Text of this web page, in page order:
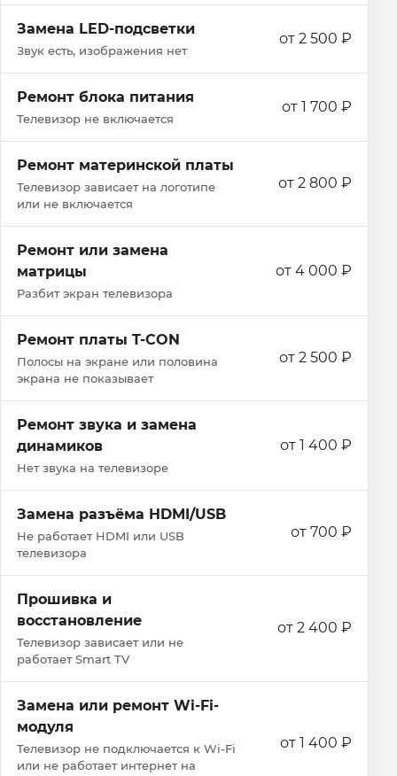
Замена LED-подсветки
Звук есть, изображения нет
от 2 500 ₽
Ремонт блока питания
Телевизор не включается
от 1 700 ₽
Ремонт материнской платы
Телевизор зависает на логотипе
или не включается
от 2 800 ₽
Ремонт или замена
матрицы
Разбит экран телевизора
от 4 000 ₽
Ремонт платы T-CON
Полосы на экране или половина
экрана не показывает
от 2 500 ₽
Ремонт звука и замена
динамиков
Нет звука на телевизоре
от 1 400 ₽
Замена разъёма HDMI/USB
Не работает HDMI или USB
телевизора
от 700 ₽
Прошивка и
восстановление
Телевизор зависает или не
работает Smart TV
от 2 400 ₽
Замена или ремонт Wi‑Fi-
модуля
Телевизор не подключается к Wi‑Fi
или не работает интернет на
от 1 400 ₽